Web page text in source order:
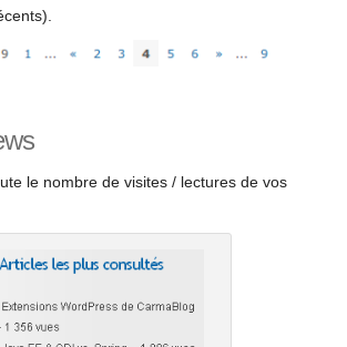
le nombre de visites / lectures de vos